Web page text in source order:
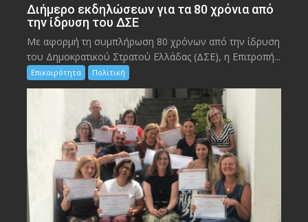
Διήμερο εκδηλώσεων για τα 80 χρόνια από
την ίδρυση του ΔΣΕ
Με αφορμή τη συμπλήρωση 80 χρόνων από την ίδρυση
του Δημοκρατικού Στρατού Ελλάδας (ΔΣΕ), η Επιτροπή...
Επικαιρότητα Πολιτική